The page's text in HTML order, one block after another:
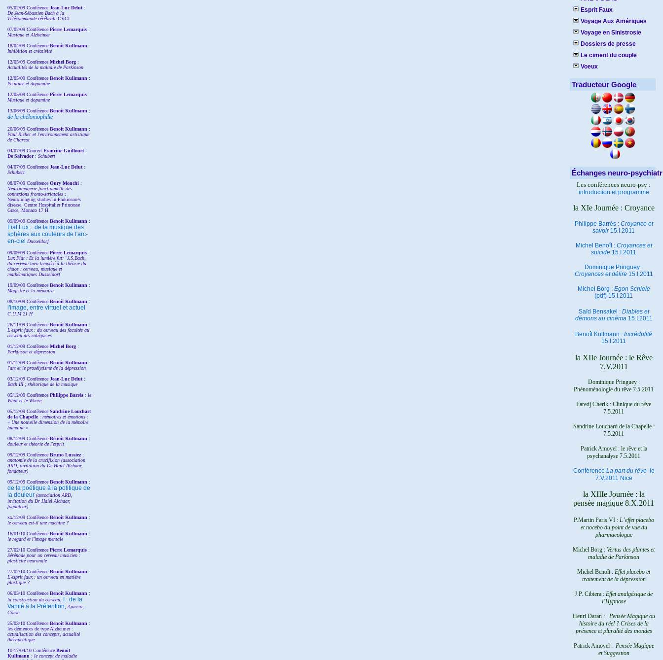
05/02/09 Conférence Jean-Luc Delut :
De Jean-Sébastien Bach à la
Télécommande cérébraleCVCI
07/02/09 Conférence Pierre Lemarquis :
Musique et Alzheimer
18/04/09 Conférence Benoit Kullmann :
Inhibition et créativité
12/05/09 Conférence Michel Borg :
Actualités de la maladie de Parkinson
12/05/09 Conférence Benoit Kullmann :
Peinture et dopamine
12/05/09 Conférence Pierre Lemarquis :
Musique et dopamine
13/06/09 Conférence Benoit Kullmann :
de la chéloniophilie
20/06/09 Conférence Benoit Kullmann :
Paul Richer et l'environnement artistique
de Charcot
04/07/09 Concert Francine Guillouët -
De Salvador : Schubert
04/07/09 Conférence Jean-Luc Delut :
Schubert
08/07/09 Conférence Oury Monchi :
Neuroimagerie fonctionnelle des
connexions fronto-striatales :
Neuroimaging studies in Parkinson¹s
disease. Centre Hospitalier Princesse
Grace, Monaco 17 H
09/09/09 Conférence Benoit Kullmann :
Fiat Lux : de la musique des
sphères aux couleurs de l'arc-
en-ciel
Dusseldorf
09/09/09 Conférence Pierre Lemarquis :
Lux Fiat : Et la lumière fut: "J.S.Bach,
du cerveau bien tempéré à la théorie du
chaos : cerveau, musique et
mathématiques Dusseldorf
19/09/09 Conférence Benoit Kullmann :
Magritte et la mémoire
08/10/09 Conférence Benoit Kullmann :
l'image, entre virtuel et actuel
C.U.M 21 H
26/11/09 Conférence Benoit Kullmann :
L'esprit faux : du cerveau des facultés au
cerveau des catégories
01/12/09 Conférence Michel Borg :
Parkinson et dépression
01/12/09 Conférence Benoit Kullmann :
l'art et le prosélytisme de la dépression
03/12/09 Conférence Jean-Luc Delut :
Bach III ; rhétorique de la musique
05/12/09 Conférence Philippe Barrès : le
What et le Where
05/12/09 Conférence SandrineLouchart
de la Chapelle: mémoires et émotions :
« Une nouvelle dimension de la mémoire
humaine »
08/12/09 Conférence Benoit Kullmann :
douleur et théorie de l'esprit
09/12/09 Conférence Bruno Lussiez :
anatomie de la crucifixion (association
ARD, invitation du Dr Haiel Alchaar,
fondateur)
09/12/09 Conférence Benoit Kullmann :
de la poétique à la politique de
la douleur (association ARD,
invitation du Dr Haiel Alchaar,
fondateur)
xx/12/09 Conférence Benoit Kullmann :
le cerveau est-il une machine ?
16/01/10 Conférence Benoit Kullmann :
le regard et l'image mentale
27/02/10 Conférence Pierre Lemarquis :
Sérénade pour un cerveau musicien :
plasticité neuronale
27/02/10 Conférence Benoit Kullmann :
L'esprit faux : un cerveau en matière
plastique ?
06/03/10 Conférence Benoit Kullmann :
la construction du cerveau,
I : de la
Vanité à la Prétention , Ajaccio,
Corse
25/03/10 Conférence Benoit Kullmann :
les démences de type Alzheimer :
actualisation des concepts, actualité
thérapeutique
10-17/04/10 Conférence Benoit
Kullmann : le concept de maladie
Esprit Faux
Voyage Aux Amériques
Voyage en Sinistrosie
Dossiers de presse
Le ciment du couple
Voeux
Traducteur Google
Échanges neuro-
Les conférences neuro-psy :
introduction et programme
la XIe Journée : Croyance
Philippe Barrès : Croyance et
savoir15.I.2011
Michel Benoît : Croyances et
suicide 15.I.2011
Dominique Pringuey :
Croyances et délire15.I.2011
Michel Borg : Egon Schiele
(pdf) 15.I.2011
Saïd Bensakel : Diables et
démons au cinéma 15.I.2011
Benoît Kullmann : Incrédulité
15.I.2011
la XIIe Journée : le Rêve
7.V.2011
Dominique Pringuey :
Phénoménologie du rêve 7.5.2011
Faredj Cherik : Clinique du rêve
7.5.2011
Sandrine Louchard de la Chapelle :
7.5.2011
Patrick Amoyel : le rêve et la
psychanalyse 7.5.2011
Conférence La part du rêve
le
7.V.2011 Nice
la XIIIe Journée : la
pensée magique 8.X.2011
P.Martin Paris VI : L’effet placebo
et nocebo du point de vue du
pharmacologue
Michel Borg : Vertus des plantes et
maladie de Parkinson
Michel Benoît : Effet placebo et
traitement de la dépression
J.P. Cibiera : Effet analgésique de
l’Hypnose
Henri Daran : Pensée Magique ou
histoire du réel ?Crises de la
présence et pluralité des mondes
Patrick Amoyel : Pensée Magique
et Suggestion